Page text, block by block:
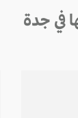
في جدة